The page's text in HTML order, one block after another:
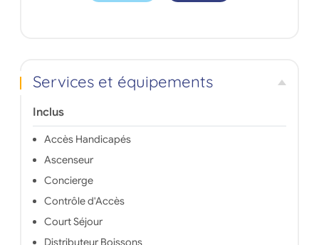
Services et équipements
Inclus
Accès Handicapés
Ascenseur
Concierge
Contrôle d'Accès
Court Séjour
Distributeur Boissons